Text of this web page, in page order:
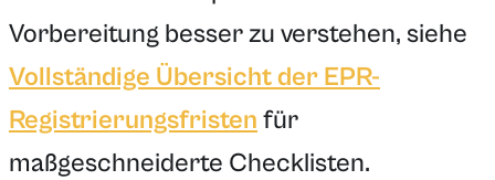
Vorbereitung besser zu verstehen, siehe
Vollständige Übersicht der EPR-
Registrierungsfristen für
maßgeschneiderte Checklisten.